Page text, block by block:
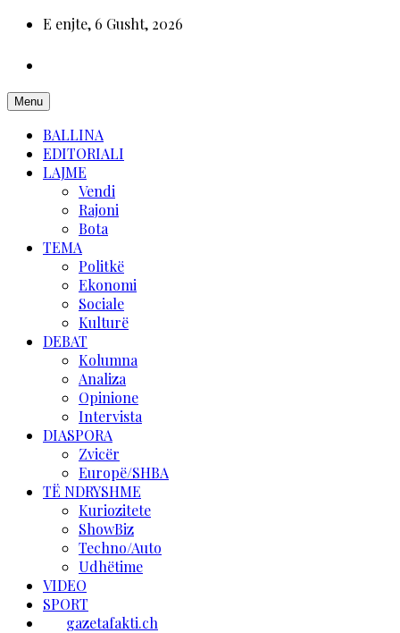
E enjte, 6 Gusht, 2026
Menu
BALLINA
EDITORIALI
LAJME
Vendi
Rajoni
Bota
TEMA
Politkë
Ekonomi
Sociale
Kulturë
DEBAT
Kolumna
Analiza
Opinione
Intervista
DIASPORA
Zvicër
Europë/SHBA
TË NDRYSHME
Kuriozitete
ShowBiz
Techno/Auto
Udhëtime
VIDEO
SPORT
gazetafakti.ch